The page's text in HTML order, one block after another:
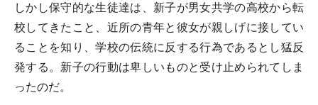
しかし保守的な生徒達は、新子が男女共学の高校から転
校してきたこと、近所の青年と彼女が親しげに接してい
ることを知り、学校の伝統に反する行為であるとし猛反
発する。新子の行動は卑しいものと受け止められてしま
ったのだ。